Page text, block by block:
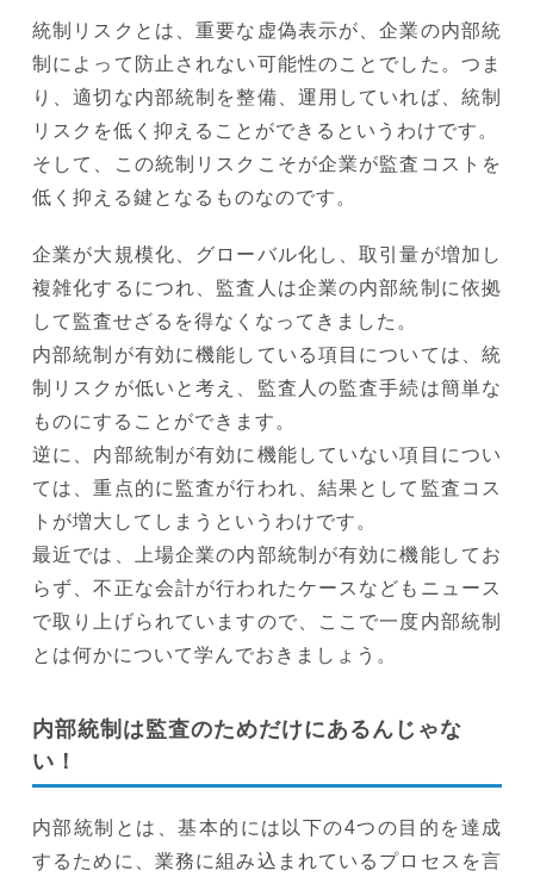
統制リスクとは、重要な虚偽表示が、企業の内部統
制によって防止されない可能性のことでした。つま
り、適切な内部統制を整備、運用していれば、統制
リスクを低く抑えることができるというわけです。
そして、この統制リスクこそが企業が監査コストを
低く抑える鍵となるものなのです。
企業が大規模化、グローバル化し、取引量が増加し
複雑化するにつれ、監査人は企業の内部統制に依拠
して監査せざるを得なくなってきました。
内部統制が有効に機能している項目については、統
制リスクが低いと考え、監査人の監査手続は簡単な
ものにすることができます。
逆に、内部統制が有効に機能していない項目につい
ては、重点的に監査が行われ、結果として監査コス
トが増大してしまうというわけです。
最近では、上場企業の内部統制が有効に機能してお
らず、不正な会計が行われたケースなどもニュース
で取り上げられていますので、ここで一度内部統制
とは何かについて学んでおきましょう。
内部統制は監査のためだけにあるんじゃな
い！
内部統制とは、基本的には以下の4つの目的を達成
するために、業務に組み込まれているプロセスを言